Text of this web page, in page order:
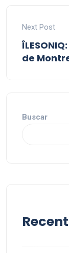
Next Post
de
Buscar